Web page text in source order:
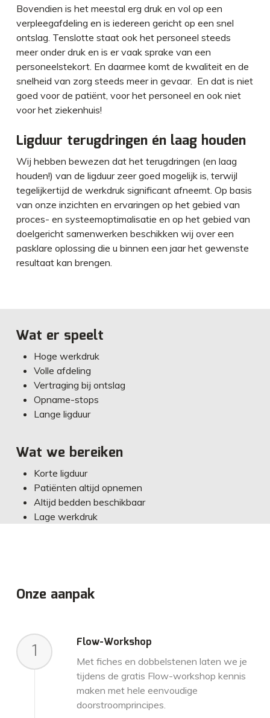
Bovendien is het meestal erg druk en vol op een
verpleegafdeling en is iedereen gericht op een snel
ontslag. Tenslotte staat ook het personeel steeds
meer onder druk en is er vaak sprake van een
personeelstekort. En daarmee komt de kwaliteit en de
snelheid van zorg steeds meer in gevaar. En dat is niet
goed voor de patiënt, voor het personeel en ook niet
voor het ziekenhuis!
Ligduur terugdringen én laag houden
Wij hebben bewezen dat het terugdringen (en laag
houden!) van de ligduur zeer goed mogelijk is, terwijl
tegelijkertijd de werkdruk significant afneemt. Op basis
van onze inzichten en ervaringen op het gebied van
proces- en systeemoptimalisatie en op het gebied van
doelgericht samenwerken beschikken wij over een
pasklare oplossing die u binnen een jaar het gewenste
resultaat kan brengen.
Wat er speelt
Hoge werkdruk
Volle afdeling
Vertraging bij ontslag
Opname-stops
Lange ligduur
Wat we bereiken
Korte ligduur
Patiënten altijd opnemen
Altijd bedden beschikbaar
Lage werkdruk
Onze aanpak
1 Flow-Workshop
Met fiches en dobbelstenen laten we je
tijdens de gratis Flow-workshop kennis
maken met hele eenvoudige
doorstroomprincipes.